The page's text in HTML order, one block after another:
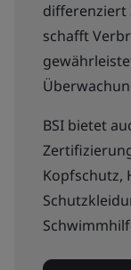
differenziert
schafft
BSI bietet
Kopfschutz,